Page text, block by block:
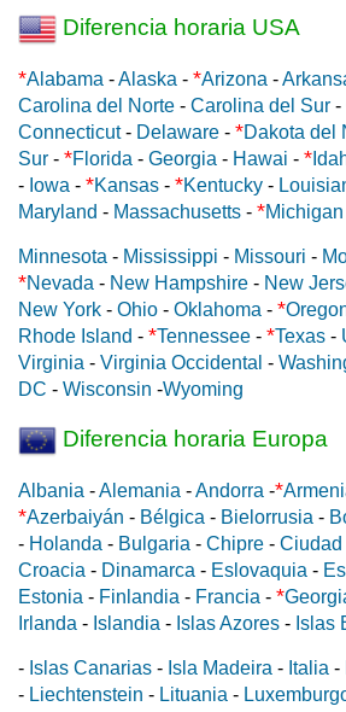
Diferencia horaria USA
*Alabama -Alaska - *Arizona -
Carolina del Norte - Carolina del Sur -
Connecticut- Delaware - *Dakota del
Sur - *Florida - Georgia - Hawai - *
- Iowa - *Kansas - *Kentucky -
Maryland - Massachusetts - *Michigan
Minnesota - Mississippi - Missouri -
*Nevada - New Hampshire - New
New York - Ohio - Oklahoma - *
Rhode Island - *Tennessee - *Texas -
Virginia - Virginia Occidental -
DC - Wisconsin -Wyoming
Diferencia horaria Europa
Albania -Alemania -Andorra -*
*Azerbaiyán - Bélgica - Bielorrusia -
- Holanda - Bulgaria - Chipre - Ciudad
Croacia - Dinamarca - Eslovaquia -
Estonia - Finlandia - Francia - *
Irlanda - Islandia - Islas Azores - Islas
- Islas Canarias - Isla Madeira - Italia -
- Liechtenstein - Lituania -